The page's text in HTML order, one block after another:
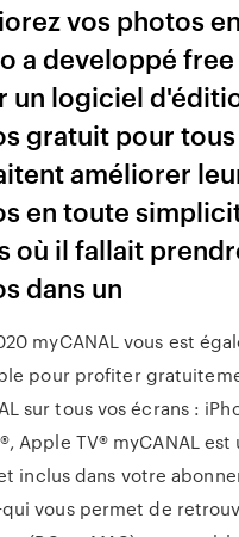
vos photos
a developpé
un logiciel
gratuit pour
améliorer
en toute
où il fallait
dans un
myCANAL vous est
pour profiter
sur tous vos écrans :
Apple TV® myCANAL est
inclus dans votre
vous permet de